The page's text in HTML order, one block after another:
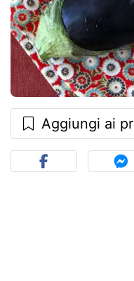
Aggiungi ai